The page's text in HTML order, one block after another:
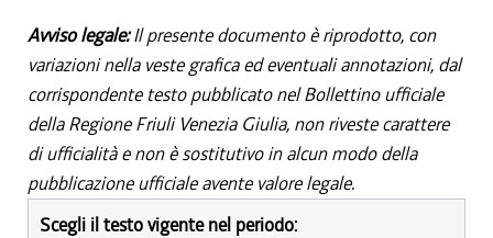
Avviso legale:Il presente documento è riprodotto, con
variazioni nella veste grafica ed eventuali annotazioni, dal
corrispondente testo pubblicato nel Bollettino ufficiale
della Regione Friuli Venezia Giulia, non riveste carattere
di ufficialità e non è sostitutivo in alcun modo della
pubblicazione ufficiale avente valore legale.
Scegli il testo vigente nel periodo: